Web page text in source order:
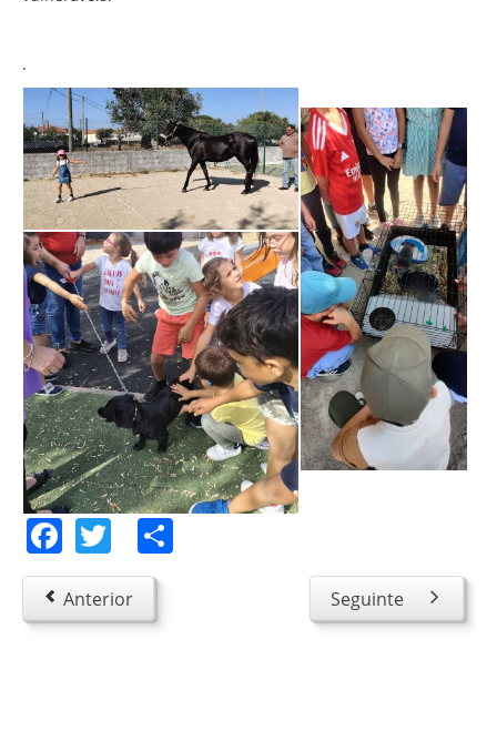
Contactos
.
Facebook
Twitter
Anterior Seguinte